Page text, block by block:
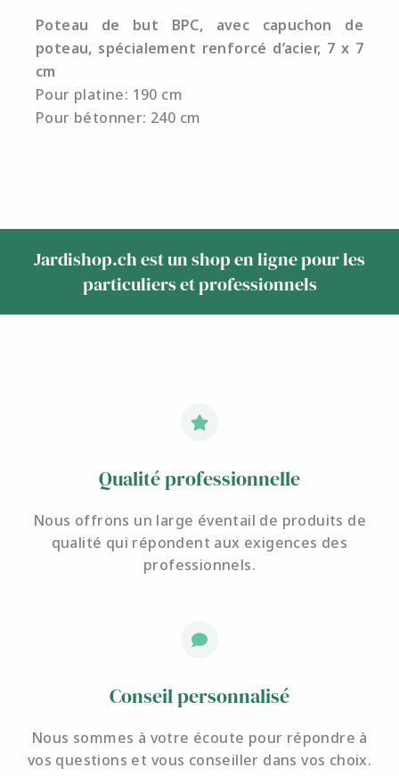
Poteau de but BPC, avec capuchon de
poteau, spécialement renforcé d’acier, 7 x 7
cm
Pour platine: 190 cm
Pour bétonner: 240 cm
Jardishop.ch est un shop en ligne pour les
particuliers et professionnels
Qualité professionnelle
Nous offrons un large éventail de produits de
qualité qui répondent aux exigences des
professionnels.
Conseil personnalisé
Nous sommes à votre écoute pour répondre à
vos questions et vous conseiller dans vos choix.